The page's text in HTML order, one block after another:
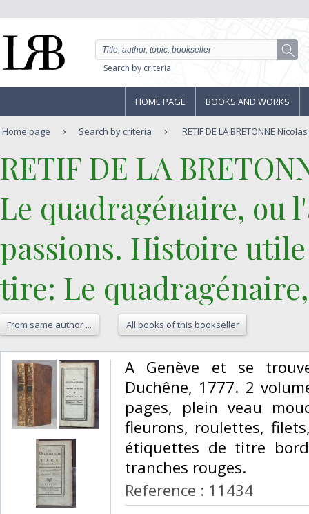
Search by criteria
HOME PAGE BOOKS AND WORKS
Home page Search by criteria RETIF DE LA BRETONNE
‎RETIF DE LA
‎Le quadragénaire, ou
passions. Histoire
tire: Le
From same author ... All books of this bookseller
‎A Genève et se
Duchêne, 1777. 2
pages, plein veau
fleurons, roulettes,
étiquettes de titre
tranches rouges. ‎
Reference : 11434